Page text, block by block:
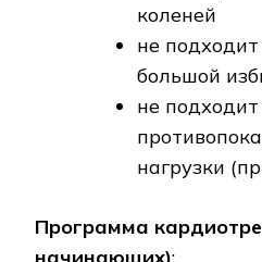
коленей
не подходит
большой
не
нагрузки
Программа
начинающих):